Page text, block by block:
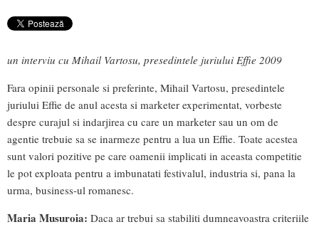
un interviu cu Mihail Vartosu, presedintele juriului Effie 2009
Fara opinii personale si preferinte, Mihail Vartosu, presedintele
juriului Effie de anul acesta si marketer experimentat, vorbeste
despre curajul si indarjirea cu care un marketer sau un om de
agentie trebuie sa se inarmeze pentru a lua un Effie. Toate acestea
sunt valori pozitive pe care oamenii implicati in aceasta competitie
le pot exploata pentru a imbunatati festivalul, industria si, pana la
urma, business-ul romanesc.
Maria Musuroia: Daca ar trebui sa stabiliti dumneavoastra criteriile